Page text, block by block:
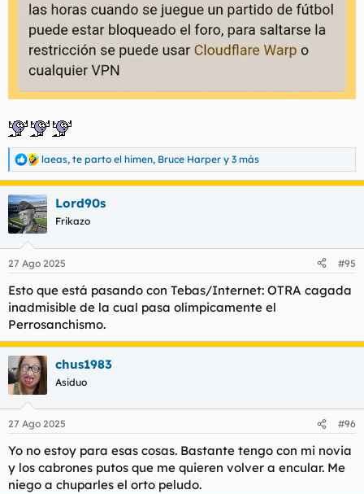
R
e
a
c
c
i
e
:
laeas, te parto el himen, Bruce Harper y 3 más
Lord90s
Frikazo
27 Ago 2025 #95
Esto que está pasando con Tebas/Internet: OTRA cagada
inadmisible de la cual pasa olímpicamente el
Perrosanchismo.
chus1983
Asiduo
27 Ago 2025 #96
Yo no estoy para esas cosas. Bastante tengo con mi novia
y los cabrones putos que me quieren volver a encular. Me
niego a chuparles el orto peludo.